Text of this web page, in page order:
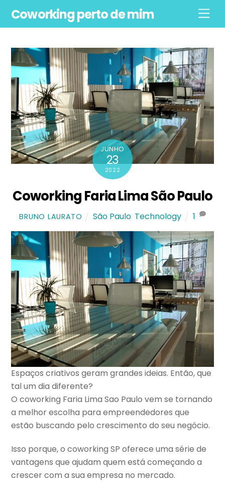
Coworking perto de mim
JUNHO
23
2022
Coworking Faria Lima São Paulo
BRUNO LAURATO São Paulo, Technology 1
Espaços criativos geram grandes ideias. Então, que
tal um dia diferente?
O coworking Faria Lima Sao Paulo vem se tornando
a melhor escolha para empreendedores que
estão buscando pelo crescimento do seu negócio.
Isso porque, o coworking SP oferece uma série de
vantagens que ajudam quem está começando a
crescer com a sua empresa no mercado.